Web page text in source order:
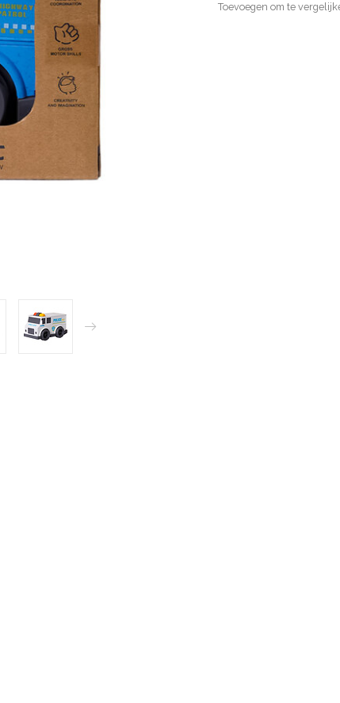
Toevoegen om te